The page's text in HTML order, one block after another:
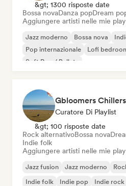
&gt; 1300 risposte date
Bossa novaDanza popDream
Aggiungere artisti nelle mie
Jazz moderno Bossa nova
Pop internazionale
Lofi
Soft Pop / Ballata
Curatore Di Playlist
&gt; 100 risposte date
Rock alternativoBossa nova
Indie folk
Aggiungere artisti nelle mie
Jazz fusion Jazz moderno
Indie folk
Indie pop Indie rock